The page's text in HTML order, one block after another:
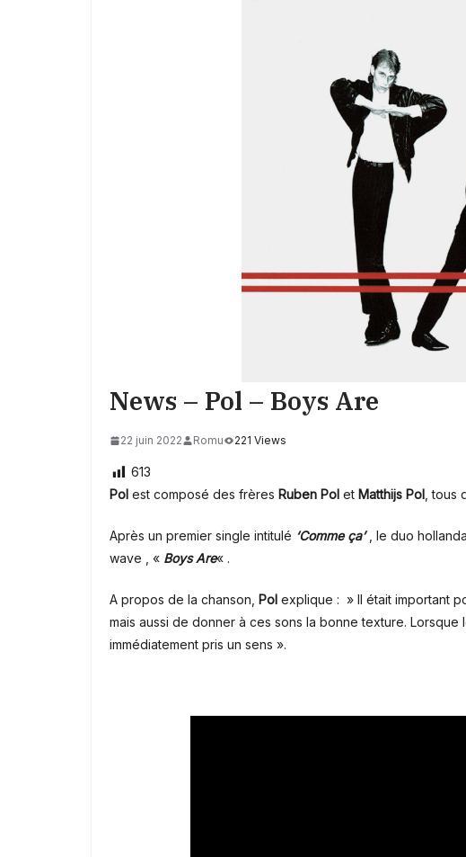
News – Pol – Boys Are
22 juin 2022 Romu 221 Views
613
Pol est composé des frères Ruben Pol et Matthijs Pol , tous
Après un premier single intitulé ‘Comme ça’, le duo
wave , « Boys Are« .
A propos de la chanson, Pol explique : » Il était important
mais aussi de donner à ces sons la bonne texture.
immédiatement pris un sens ».